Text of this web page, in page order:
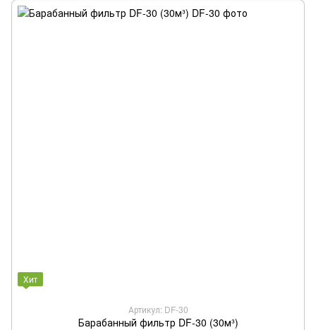
Хит
Артикул: DF-30
Барабанный фильтр DF-30 (30м³)